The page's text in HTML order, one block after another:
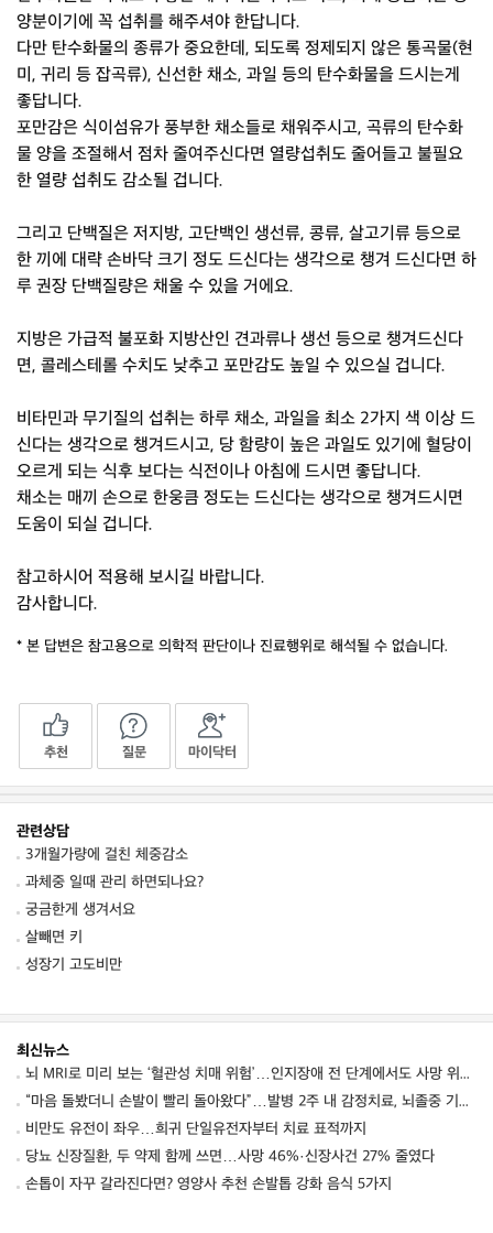
양분이기에 꼭 섭취를 해주셔야 한답니다.
다만 탄수화물의 종류가 중요한데, 되도록 정제되지 않은 통곡물(현
미, 귀리 등 잡곡류), 신선한 채소, 과일 등의 탄수화물을 드시는게
좋답니다.
포만감은 식이섬유가 풍부한 채소들로 채워주시고, 곡류의 탄수화
물 양을 조절해서 점차 줄여주신다면 열량섭취도 줄어들고 불필요
한 열량 섭취도 감소될 겁니다.
그리고 단백질은 저지방, 고단백인 생선류, 콩류, 살고기류 등으로
한 끼에 대략 손바닥 크기 정도 드신다는 생각으로 챙겨 드신다면 하
루 권장 단백질량은 채울 수 있을 거에요.
지방은 가급적 불포화 지방산인 견과류나 생선 등으로 챙겨드신다
면, 콜레스테롤 수치도 낮추고 포만감도 높일 수 있으실 겁니다.
비타민과 무기질의 섭취는 하루 채소, 과일을 최소 2가지 색 이상 드
신다는 생각으로 챙겨드시고, 당 함량이 높은 과일도 있기에 혈당이
오르게 되는 식후 보다는 식전이나 아침에 드시면 좋답니다.
채소는 매끼 손으로 한웅큼 정도는 드신다는 생각으로 챙겨드시면
도움이 되실 겁니다.
참고하시어 적용해 보시길 바랍니다.
감사합니다.
* 본 답변은 참고용으로 의학적 판단이나 진료행위로 해석될 수 없습니다.
추천 질문 마이닥터
관련상담
3개월가량에 걸친 체중감소
과체중 일때 관리 하면되나요?
궁금한게 생겨서요
살빼면 키
성장기 고도비만
최신뉴스
뇌 MRI로 미리 보는 ‘혈관성 치매 위험’…인지장애 전 단계에서도 사망 위험 높였다
“마음 돌봤더니 손발이 빨리 돌아왔다”…발병 2주 내 감정치료, 뇌졸중 기능회복 점수 10점↑
비만도 유전이 좌우…희귀 단일유전자부터 치료 표적까지
당뇨 신장질환, 두 약제 함께 쓰면…사망 46%·신장사건 27% 줄였다
손톱이 자꾸 갈라진다면? 영양사 추천 손발톱 강화 음식 5가지